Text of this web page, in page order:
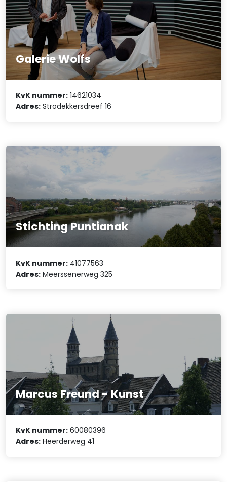
Galerie Wolfs
KvK nummer: 14621034
Adres: Strodekkersdreef 16
Stichting Puntianak
KvK nummer: 41077563
Adres: Meerssenerweg 325
Marcus Freund - Kunst
KvK nummer: 60080396
Adres: Heerderweg 41